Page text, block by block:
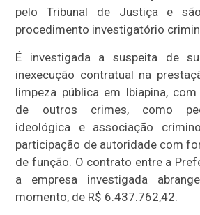
pelo Tribunal de Justiça e
procedimento investigatório
É investigada a suspeita de
inexecução contratual na
limpeza pública em Ibiapina,
de outros crimes, como
ideológica e associação
participação de autoridade com
de função. O contrato entre a
a empresa investigada
momento, de R$ 6.437.762,42.